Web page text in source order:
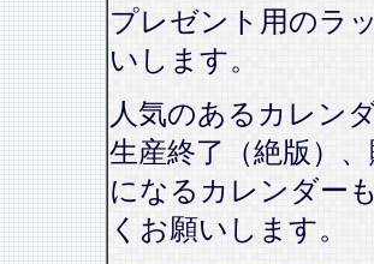
プレゼント用のラ
いします。
人気のあるカレン
生産終了（絶版）
になるカレンダー
くお願いします。